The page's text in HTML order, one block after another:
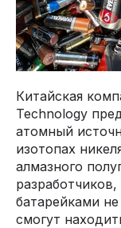
Китайская
Technology
атомный
изотопах
алмазного
батарейками
смогут